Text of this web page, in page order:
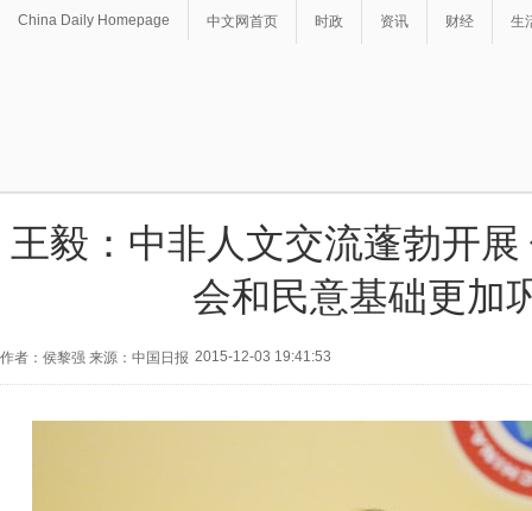
China Daily Homepage 中文网首页 时政 资讯 财经 生
王毅：中非人文交流蓬勃开
会和民意基础更加
作者：侯黎强 来源：中国日报 2015-12-03 19:41:53